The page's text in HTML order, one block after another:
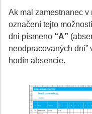
Ak mal zamestnanec v
označení tejto
dni písmeno “A”
neodpracovaných dní”
hodín absencie.